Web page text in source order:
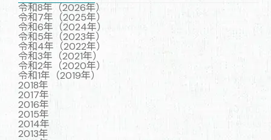
令和8年（2026年）
令和7年（2025年）
令和6年（2024年）
令和5年（2023年）
令和4年（2022年）
令和3年（2021年）
令和2年（2020年）
令和1年（2019年）
2018年
2017年
2016年
2015年
2014年
2013年